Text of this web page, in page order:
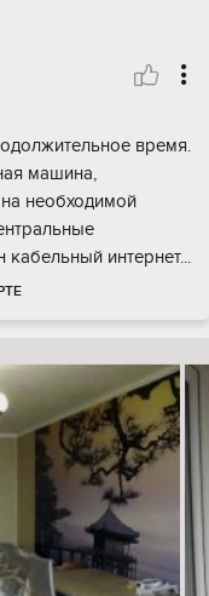
время.
машина,
необходимой
интернет...